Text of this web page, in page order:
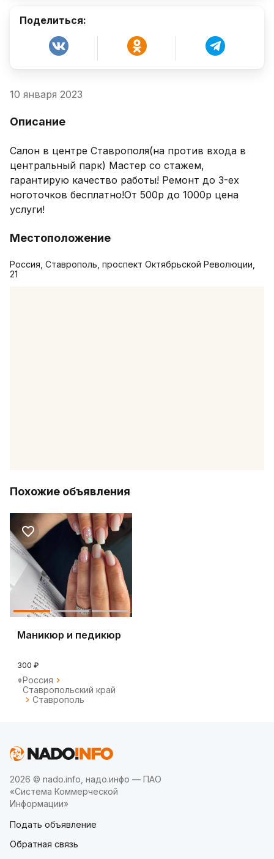
Поделиться:
10 января 2023
Описание
Салон в центре Ставрополя(на против входа в
центральный парк) Мастер со стажем,
гарантирую качество работы! Ремонт до 3-ех
ноготочков бесплатно!От 500р до 1000р цена
услуги!
Местоположение
Россия, Ставрополь, проспект Октябрьской Революции,
21
Похожие объявления
Маникюр и педикюр
300 ₽
Россия
Ставропольский край
Ставрополь
2026 © nado.info, надо.инфо — ПАО
«Система Коммерческой
Информации»
Подать объявление
Обратная связь